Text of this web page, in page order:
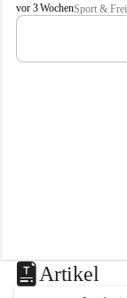
L
V
a
vor 3 WochenSport &
Artikel